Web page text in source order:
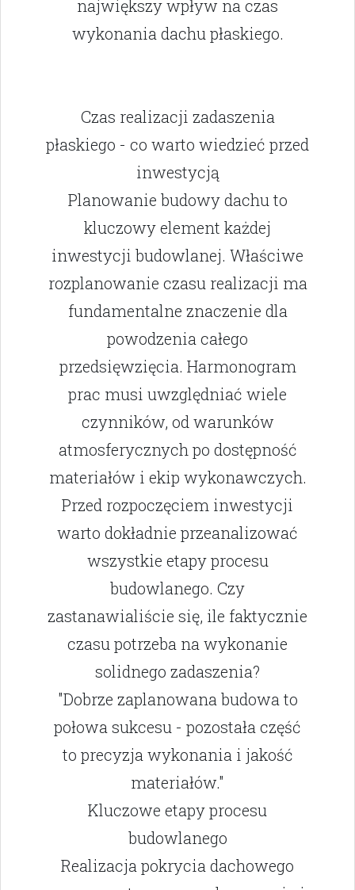
największy wpływ na czas
wykonania dachu płaskiego.
Czas realizacji zadaszenia
płaskiego - co warto wiedzieć przed
inwestycją
Planowanie budowy dachu to
kluczowy element każdej
inwestycji budowlanej. Właściwe
rozplanowanie czasu realizacji ma
fundamentalne znaczenie dla
powodzenia całego
przedsięwzięcia. Harmonogram
prac musi uwzględniać wiele
czynników, od warunków
atmosferycznych po dostępność
materiałów i ekip wykonawczych.
Przed rozpoczęciem inwestycji
warto dokładnie przeanalizować
wszystkie etapy procesu
budowlanego. Czy
zastanawialiście się, ile faktycznie
czasu potrzeba na wykonanie
solidnego zadaszenia?
"Dobrze zaplanowana budowa to
połowa sukcesu - pozostała część
to precyzja wykonania i jakość
materiałów."
Kluczowe etapy procesu
budowlanego
Realizacja pokrycia dachowego